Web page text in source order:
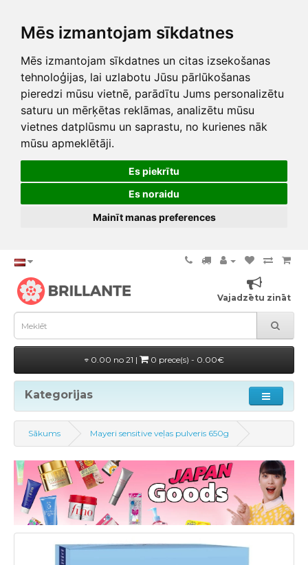
Mēs izmantojam sīkdatnes
Mēs izmantojam sīkdatnes un citas izsekošanas
tehnoloģijas, lai uzlabotu Jūsu pārlūkošanas
pieredzi mūsu vietnē, parādītu Jums personalizētu
saturu un mērķētas reklāmas, analizētu mūsu
vietnes datplūsmu un saprastu, no kurienes nāk
mūsu apmeklētāji.
Es piekrītu
Es noraidu
Mainīt manas preferences
Vajadzētu zināt
0.00 no 21 | 0 prece(s) - 0.00€
Kategorijas
Sākums Mayeri sensitive veļas pulveris 650g